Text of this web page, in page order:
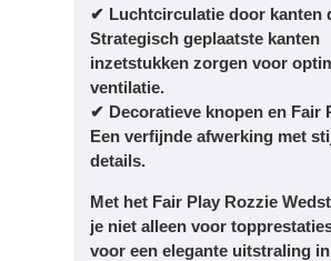
✔ Luchtcirculatie door kanten
Strategisch geplaatste kanten
inzetstukken zorgen voor
ventilatie.
✔ Decoratieve knopen en Fair
Een verfijnde afwerking met
details.
Met het Fair Play Rozzie
je niet alleen voor
voor een elegante uitstraling